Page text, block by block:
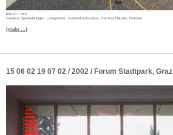
808-20 / 2002
Gardena Spenkelanlagen, Laserpointer, Gartenduschstative, Gartenschläuche, Motoren
(mehr …)
15 06 02 19 07 02 / 2002 / Forum Stadtpark, Graz